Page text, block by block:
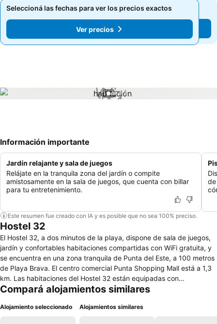
Seleccioná las fechas para ver los precios exactos
Ver precios
Seleccioná las fechas para ver los precios exactos
Ver precios
1 / 4
Información importante
Jardín relajante y sala de juegos
Relájate en la tranquila zona del jardín o compite
amistosamente en la sala de juegos, que cuenta con billar
para tu entretenimiento.
Este resumen fue creado con IA y es posible que no sea 100% preciso.
Hostel 32
El Hostel 32, a dos minutos de la playa, dispone de sala de juegos,
jardín y confortables habitaciones compartidas con WiFi gratuita, y
se encuentra en una zona tranquila de Punta del Este, a 100 metros
de Playa Brava. El centro comercial Punta Shopping Mall está a 1,3
km. Las habitaciones del Hostel 32 están equipadas con
ventiladores, taquillas y baño compartido. El Hostel 32 también
internet. La terminal de autobuses de Punta del Este se encuentra a
Compará alojamientos similares
Alojamiento seleccionado Alojamientos similares